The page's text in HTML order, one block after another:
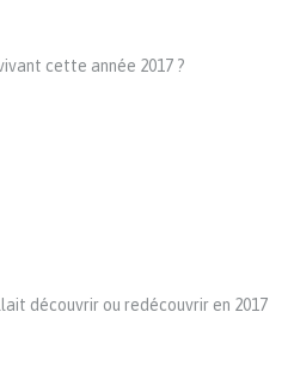
cette année 2017 ?
découvrir ou redécouvrir en 2017